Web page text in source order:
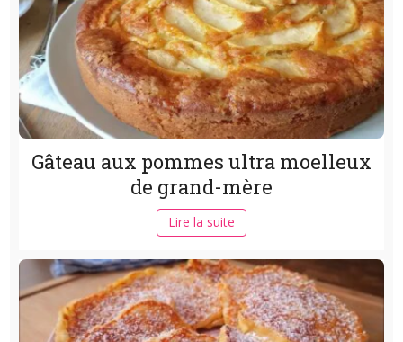
Gâteau aux pommes ultra moelleux
de grand-mère
Lire la suite